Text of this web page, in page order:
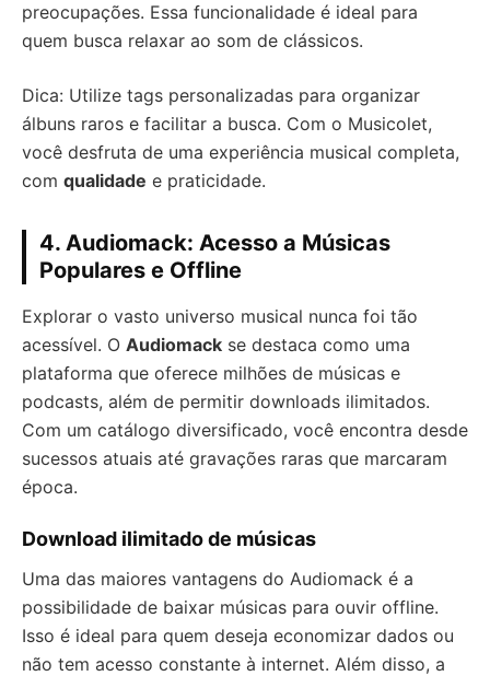
preocupações. Essa funcionalidade é ideal para
quem busca relaxar ao som de clássicos.
Dica: Utilize tags personalizadas para organizar
álbuns raros e facilitar a busca. Com o Musicolet,
você desfruta de uma experiência musical completa,
com qualidade e praticidade.
4. Audiomack: Acesso a Músicas
Populares e Offline
Explorar o vasto universo musical nunca foi tão
acessível. O Audiomack se destaca como uma
plataforma que oferece milhões de músicas e
podcasts, além de permitir downloads ilimitados.
Com um catálogo diversificado, você encontra desde
sucessos atuais até gravações raras que marcaram
época.
Download ilimitado de músicas
Uma das maiores vantagens do Audiomack é a
possibilidade de baixar músicas para ouvir offline.
Isso é ideal para quem deseja economizar dados ou
não tem acesso constante à internet. Além disso, a